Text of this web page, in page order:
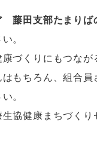
藤田支部たまりば
。
づくりにもつなが
もちろん、組合
。
協健康まちづく